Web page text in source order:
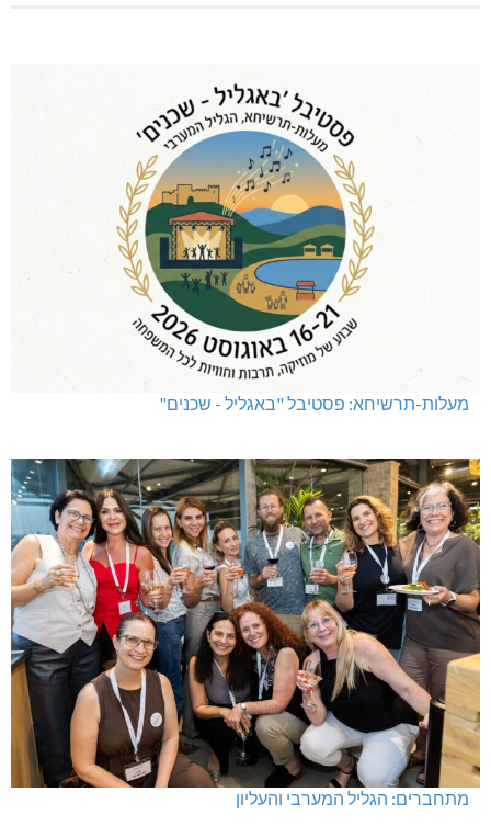
מעלות-תרשיחא: פסטיבל "באגליל - שכנים"
מתחברים: הגליל המערבי והעליון